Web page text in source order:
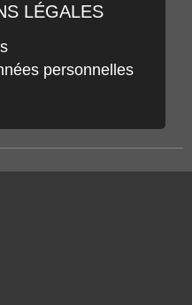
LÉGALES
personnelles